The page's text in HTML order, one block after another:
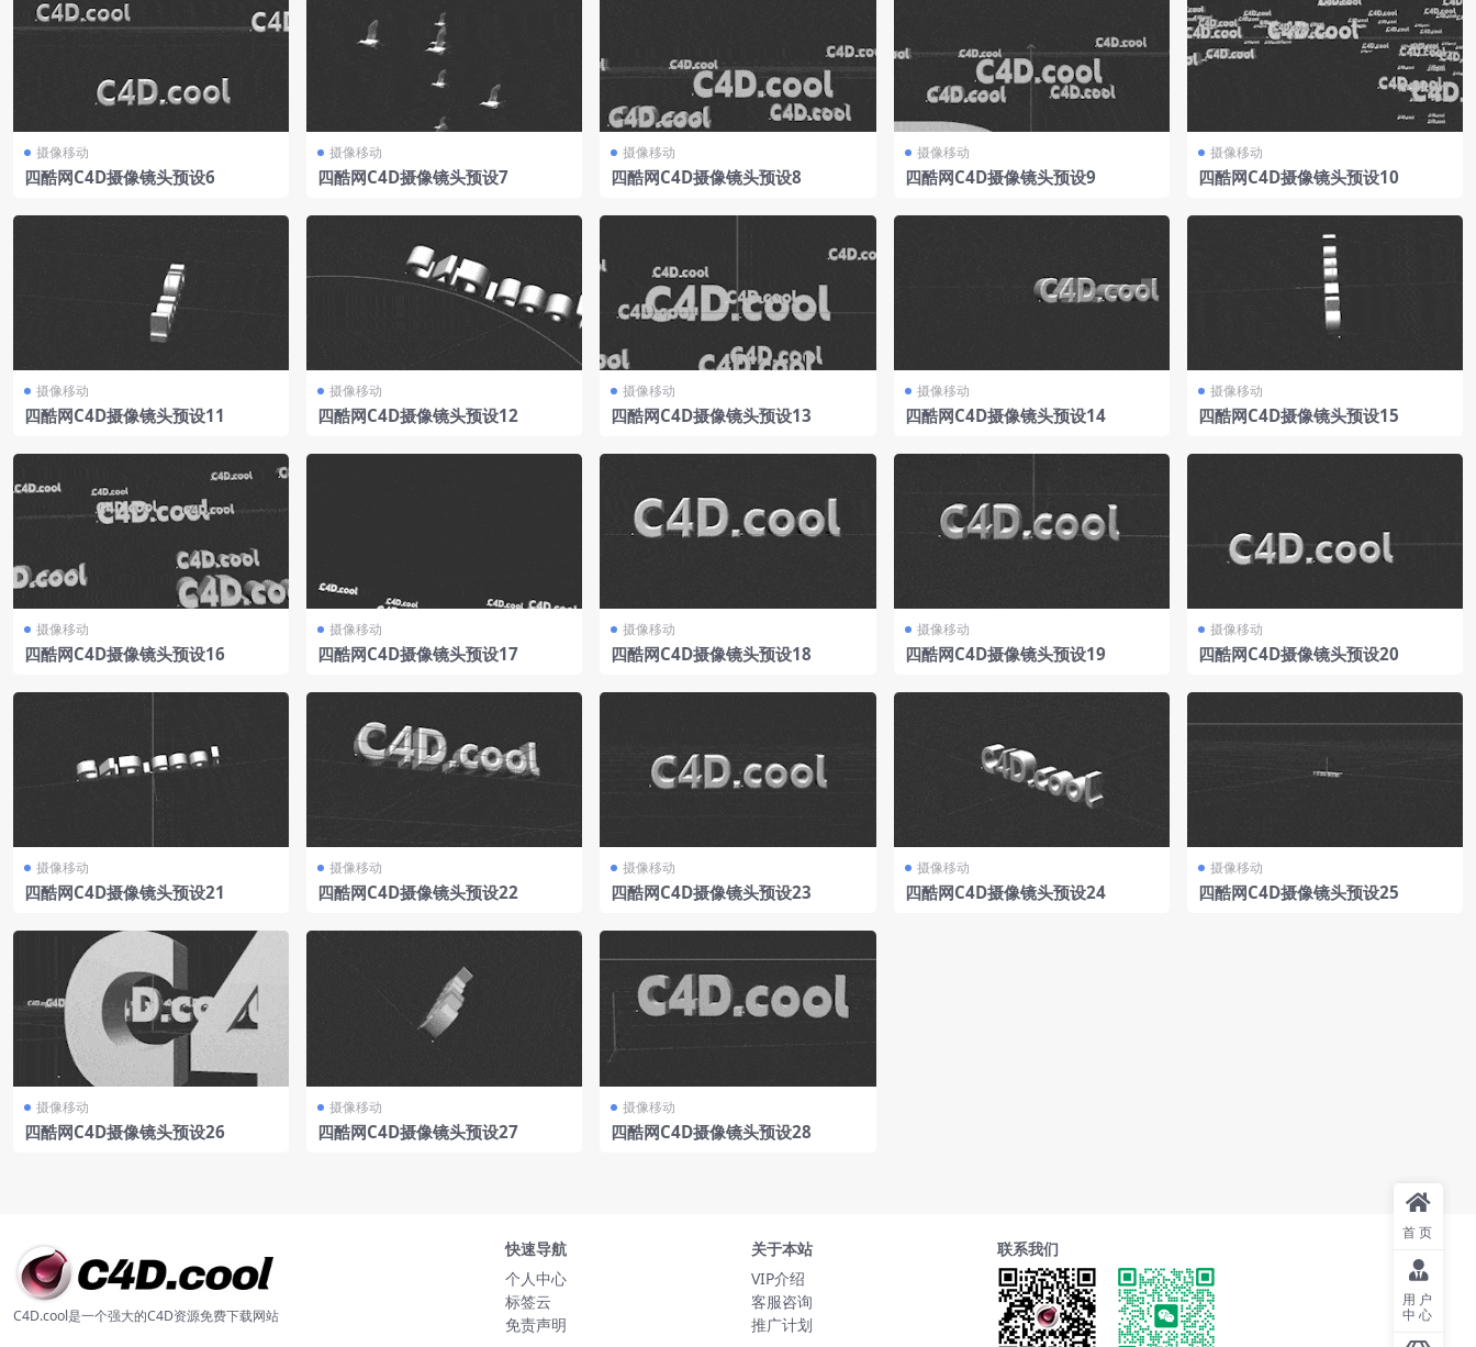
摄像移动
四酷网C4D摄像镜头预设6
摄像移动
四酷网C4D摄像镜头预设7
摄像移动
四酷网C4D摄像镜头预设8
摄像移动
四酷网C4D摄像镜头预设9
摄像移动
四酷网C4D摄像镜头预设10
摄像移动
四酷网C4D摄像镜头预设11
摄像移动
四酷网C4D摄像镜头预设12
摄像移动
四酷网C4D摄像镜头预设13
摄像移动
四酷网C4D摄像镜头预设14
摄像移动
四酷网C4D摄像镜头预设15
摄像移动
四酷网C4D摄像镜头预设16
摄像移动
四酷网C4D摄像镜头预设17
摄像移动
四酷网C4D摄像镜头预设18
摄像移动
四酷网C4D摄像镜头预设19
摄像移动
四酷网C4D摄像镜头预设20
摄像移动
四酷网C4D摄像镜头预设21
摄像移动
四酷网C4D摄像镜头预设22
摄像移动
四酷网C4D摄像镜头预设23
摄像移动
四酷网C4D摄像镜头预设24
摄像移动
四酷网C4D摄像镜头预设25
摄像移动
四酷网C4D摄像镜头预设26
摄像移动
四酷网C4D摄像镜头预设27
摄像移动
四酷网C4D摄像镜头预设28
C4D.cool是一个强大的C4D资源免费下载网站
快速导航
个人中心
标签云
免责声明
关于本站
VIP介绍
客服咨询
推广计划
联系我们
首页
用户
中心